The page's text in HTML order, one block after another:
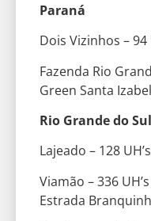
Paraná
Dois Vizinhos – 94
Fazenda Rio
Green Santa
Rio Grande do Sul
Lajeado – 128
Viamão – 336
Estrada